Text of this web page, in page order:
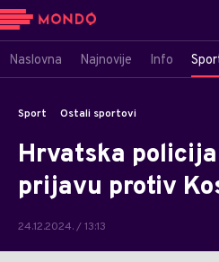
Naslovna Najnovije Info
Sport Ostali sportovi
Hrvatska
prijavu protiv
24.12.2024. / 13:13